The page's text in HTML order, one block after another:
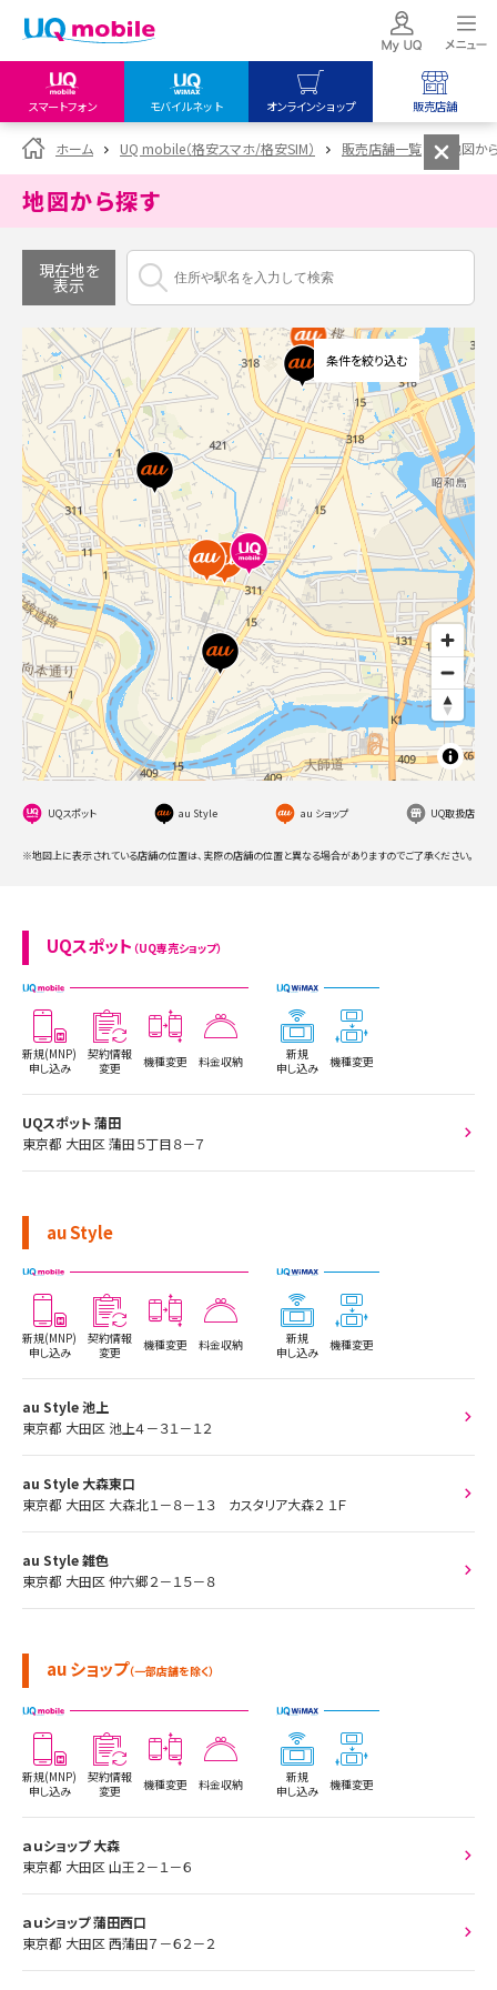
スマートフォン モバイルネット オンラインショップ 販売店舗
my UQ WiMAX
UQ WiMAX ご契約の方
My UQ mobile
UQ mobile
UQ mobile
オンラインショップ
UQ WiMAX
UQ mobile
販売店舗
UQ WiMAX
ホーム UQ mobile（格安スマホ/格安SIM） 販売店舗一覧 地図か
地図から探す
現在地を
表示
条件を絞り込む
UQスポット au Style au ショップ UQ取扱店
※地図上に表示されている店舗の位置は、実際の店舗の位置と異なる場合がありますのでご了承ください。
UQスポット （UQ専売ショップ）
新規(MNP)
申し込み
契約情報
変更
機種変更 料金収納
新規
申し込み
機種変更
UQスポット 蒲田
東京都 大田区 蒲田５丁目８－７
au Style
新規(MNP)
申し込み
契約情報
変更
機種変更 料金収納
新規
申し込み
機種変更
au Style 池上
東京都 大田区 池上４－３１－１２
au Style 大森東口
東京都 大田区 大森北１－８－１３ カスタリア大森２ １Ｆ
au Style 雑色
東京都 大田区 仲六郷２－１５－８
au ショップ（一部店舗を除く）
新規(MNP)
申し込み
契約情報
変更
機種変更 料金収納
新規
申し込み
機種変更
ａｕショップ 大森
東京都 大田区 山王２－１－６
ａｕショップ 蒲田西口
東京都 大田区 西蒲田７－６２－２